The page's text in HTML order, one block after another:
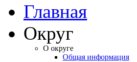
Главная
Округ
О округе
Общая информация